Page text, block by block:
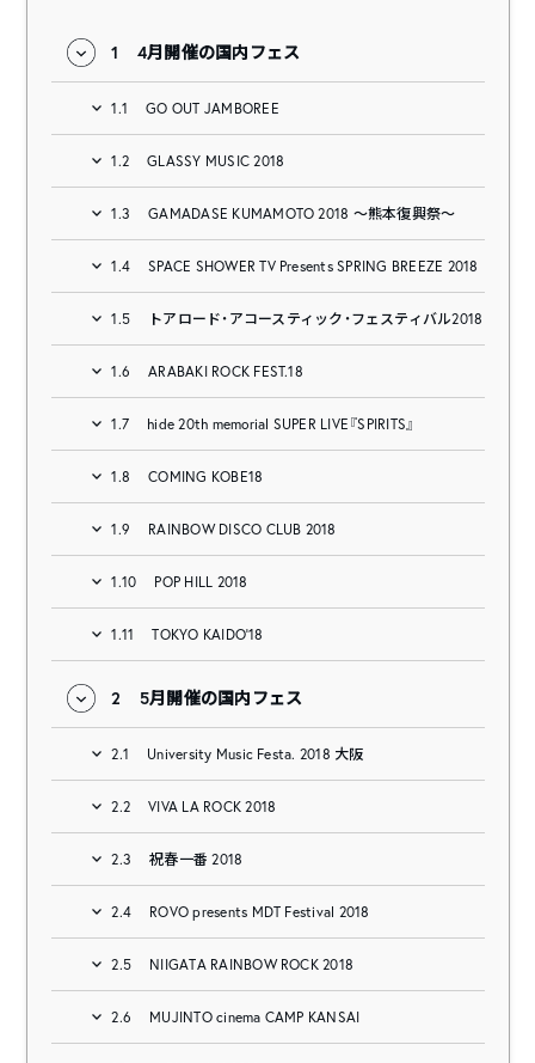
1 4月開催の国内フェス
1.1 GO OUT JAMBOREE
1.2 GLASSY MUSIC 2018
1.3 GAMADASE KUMAMOTO 2018 ～熊本復興祭～
1.4 SPACE SHOWER TV Presents SPRING BREEZE 2018
1.5 トアロード・アコースティック・フェスティバル2018
1.6 ARABAKI ROCK FEST.18
1.7 hide 20th memorial SUPER LIVE『SPIRITS』
1.8 COMING KOBE18
1.9 RAINBOW DISCO CLUB 2018
1.10 POP HILL 2018
1.11 TOKYO KAIDO’18
2 5月開催の国内フェス
2.1 University Music Festa. 2018 大阪
2.2 VIVA LA ROCK 2018
2.3 祝春一番 2018
2.4 ROVO presents MDT Festival 2018
2.5 NIIGATA RAINBOW ROCK 2018
2.6 MUJINTO cinema CAMP KANSAI